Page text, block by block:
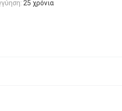
25 χρόνια